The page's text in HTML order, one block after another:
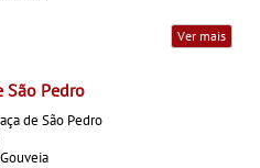
Ver mais
São Pedro
de São Pedro